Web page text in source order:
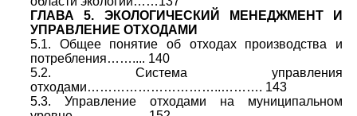
ГЛАВА 5. ЭКОЛОГИЧЕСКИЙ МЕНЕДЖМЕНТ И
УПРАВЛЕНИЕ ОТХОДАМИ
5.1. Общее понятие об отходах производства и
потребления…….... 140
5.2. Система управления
отходами…………………………..………. 143
5.3. Управление отходами на муниципальном